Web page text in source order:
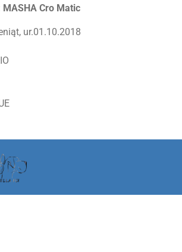
MASHA Cro Matic
ur.01.10.2018